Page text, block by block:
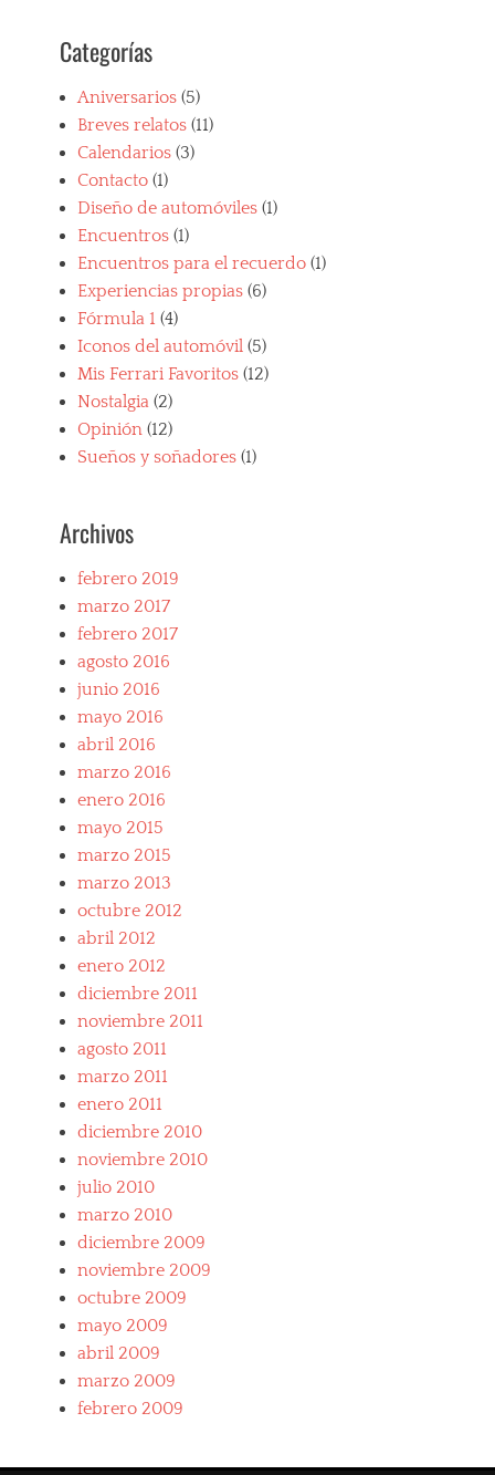
Categorías
Aniversarios (5)
Breves relatos (11)
Calendarios (3)
Contacto (1)
Diseño de automóviles (1)
Encuentros (1)
Encuentros para el recuerdo (1)
Experiencias propias (6)
Fórmula 1 (4)
Iconos del automóvil (5)
Mis Ferrari Favoritos (12)
Nostalgia (2)
Opinión (12)
Sueños y soñadores (1)
Archivos
febrero 2019
marzo 2017
febrero 2017
agosto 2016
junio 2016
mayo 2016
abril 2016
marzo 2016
enero 2016
mayo 2015
marzo 2015
marzo 2013
octubre 2012
abril 2012
enero 2012
diciembre 2011
noviembre 2011
agosto 2011
marzo 2011
enero 2011
diciembre 2010
noviembre 2010
julio 2010
marzo 2010
diciembre 2009
noviembre 2009
octubre 2009
mayo 2009
abril 2009
marzo 2009
febrero 2009